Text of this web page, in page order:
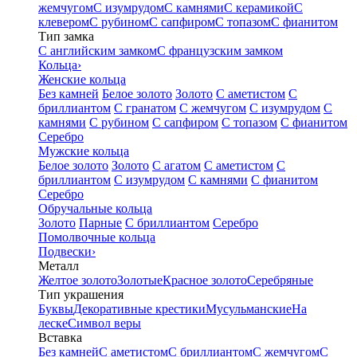
жемчугомС изумрудомС камнямиС керамикойС
клеверомС рубиномС сапфиромС топазомС фианитом
Тип замка
С английским замкомС французским замком
Кольца›
Женские кольца
Без камней Белое золото Золото С аметистом С
бриллиантом С гранатом С жемчугом С изумрудом С
камнями С рубином С сапфиром С топазом С фианитом
Серебро
Мужские кольца
Белое золото Золото С агатом С аметистом С
бриллиантом С изумрудом С камнями С фианитом
Серебро
Обручальные кольца
Золото Парные С бриллиантом Серебро
Помолвочные кольца
Подвески›
Металл
Желтое золотоЗолотыеКрасное золотоСеребряные
Тип украшения
БуквыДекоративные крестикиМусульманскиеНа
лескеСимвол веры
Вставка
Без камнейС аметистомС бриллиантомС жемчугомС